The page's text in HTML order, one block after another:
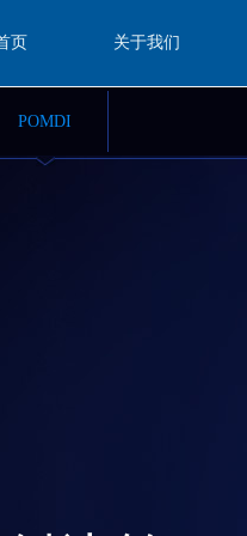
页 关于我们
POMDI